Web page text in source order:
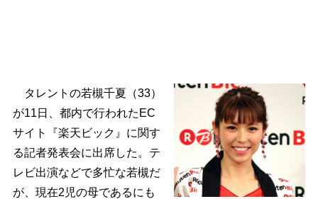
タレントの若槻千夏（33）
が11日、都内で行われたEC
サイト『楽天ビック』に関す
る記者発表会に出席した。テ
レビ出演などで多忙な若槻だ
が、現在2児の母であるにも